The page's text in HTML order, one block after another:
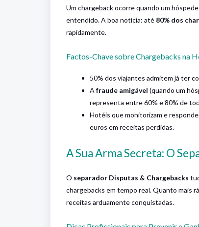
Um chargeback ocorre quando um
entendido. A boa notícia: até 80% dos
rapidamente.
Factos-Chave sobre Chargebacks na
50% dos viajantes admitem já ter
A fraude amigável (quando um
representa entre 60% e 80% de
Hotéis que monitorizam e
euros em receitas perdidas.
A Sua Arma Secreta: O
O separador Disputas & Chargebacks
chargebacks em tempo real. Quanto mais
receitas arduamente conquistadas.